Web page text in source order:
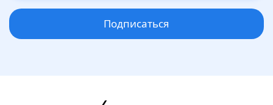
Подписаться